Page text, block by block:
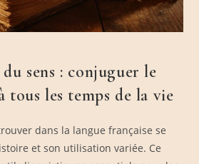
sens : conjuguer le
tous les temps de la vie
dans la langue française se
et son utilisation variée. Ce